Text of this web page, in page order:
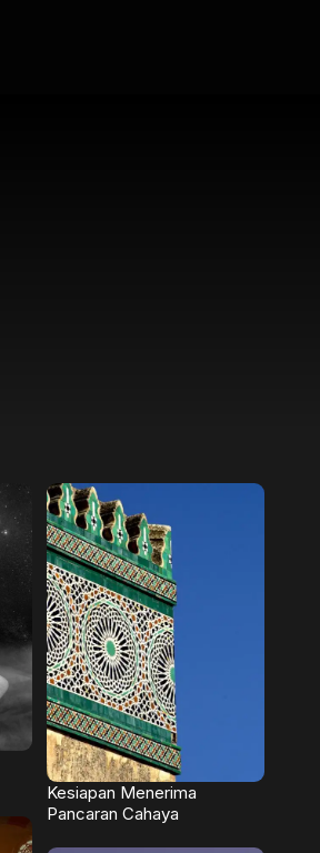
Kesiapan Menerima
Pancaran Cahaya